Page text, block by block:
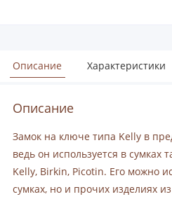
Описание Характеристики
Описание
Замок на ключе типа Kelly в
ведь он используется в сумках
Kelly, Birkin, Picotin. Его можно
сумках, но и прочих изделиях